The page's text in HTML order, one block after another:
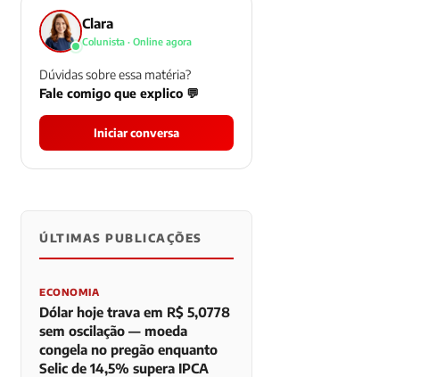
Clara
Colunista · Online agora
Dúvidas sobre essa matéria?
Fale comigo que explico 💬
Iniciar conversa
0 0 0
ÚLTIMAS PUBLICAÇÕES
ECONOMIA
Dólar hoje trava em R$ 5,0778
sem oscilação — moeda
congela no pregão enquanto
Selic de 14,5% supera IPCA